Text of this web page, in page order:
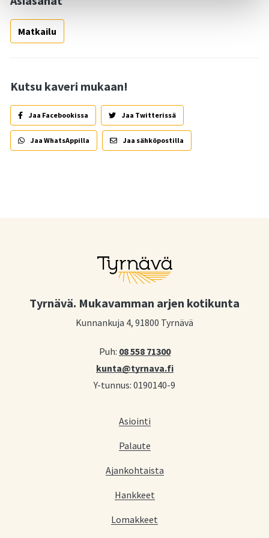
Matkailu
Kutsu kaveri mukaan!
Jaa Facebookissa Jaa Twitterissä
Jaa WhatsAppilla Jaa sähköpostilla
Tyrnävä. Mukavamman arjen kotikunta
Kunnankuja 4, 91800 Tyrnävä
Puh: 08 558 71300
kunta@tyrnava.fi
Y-tunnus: 0190140-9
Asiointi
Palaute
Ajankohtaista
Hankkeet
Lomakkeet